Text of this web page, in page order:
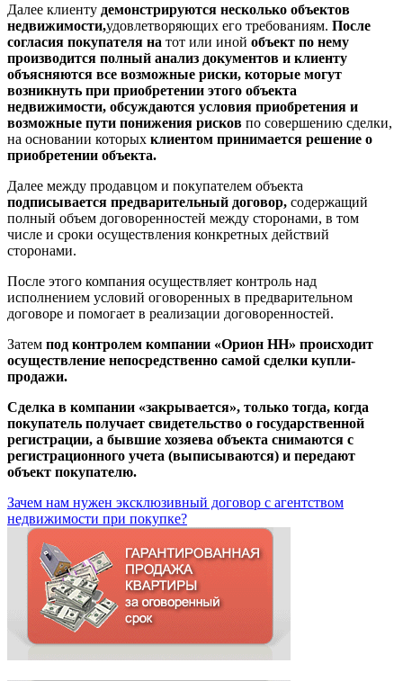
Далее клиенту демонстрируются несколько объектов
недвижимости,удовлетворяющих его требованиям. После
согласия покупателя на тот или иной объект по нему
производится полный анализ документов и клиенту
объясняются все возможные риски, которые могут
возникнуть при приобретении этого объекта
недвижимости, обсуждаются условия приобретения и
возможные пути понижения рисков по совершению сделки,
на основании которых клиентом принимается решение о
приобретении объекта.
Далее между продавцом и покупателем объекта
подписывается предварительный договор, содержащий
полный объем договоренностей между сторонами, в том
числе и сроки осуществления конкретных действий
сторонами.
После этого компания осуществляет контроль над
исполнением условий оговоренных в предварительном
договоре и помогает в реализации договоренностей.
Затем под контролем компании «Орион НН» происходит
осуществление непосредственно самой сделки купли-
продажи.
Сделка в компании «закрывается», только тогда, когда
покупатель получает свидетельство о государственной
регистрации, а бывшие хозяева объекта снимаются с
регистрационного учета (выписываются) и передают
объект покупателю.
Зачем нам нужен эксклюзивный договор с агентством
недвижимости при покупке?